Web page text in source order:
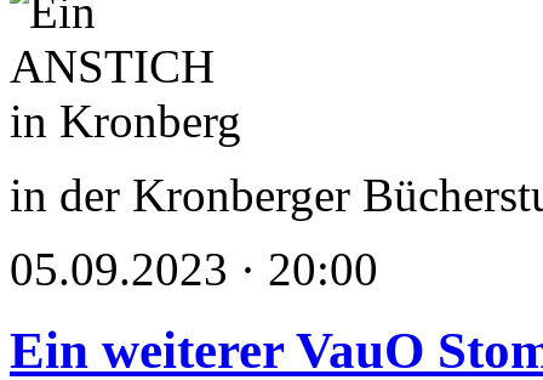
in der Kronberger
05.09.2023 · 20:00
Ein weiterer VauO